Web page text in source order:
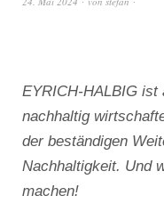
EYRICH-HALBIG ist
nachhaltig
der beständigen
Nachhaltigkeit. Und
machen!